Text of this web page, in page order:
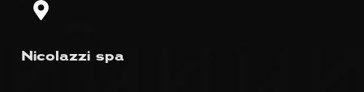
Nicolazzi spa